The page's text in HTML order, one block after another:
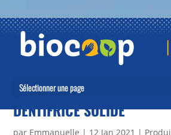
Sélectionner une page
DENTIFRICE SOLIDE
par Emmanuelle | 12 Jan 2021 |